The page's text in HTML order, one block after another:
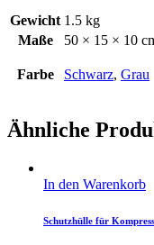
Gewicht 1.5 kg
Maße
50 × 15 × 10
Farbe Schwarz, Grau
Ähnliche
In den Warenkorb
Schutzhülle für